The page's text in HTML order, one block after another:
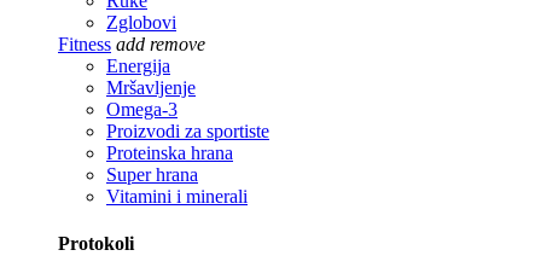
Zglobovi
Fitness add remove
Energija
Mršavljenje
Omega-3
Proizvodi za sportiste
Proteinska hrana
Super hrana
Vitamini i minerali
Protokoli